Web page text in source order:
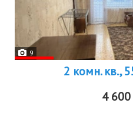
9
2 комн. кв.,
4